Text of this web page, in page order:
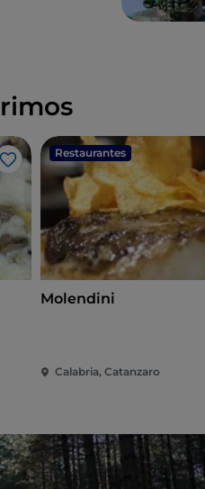
Me gusta
Restaurantes
Molendini
Calabria, Catanzaro